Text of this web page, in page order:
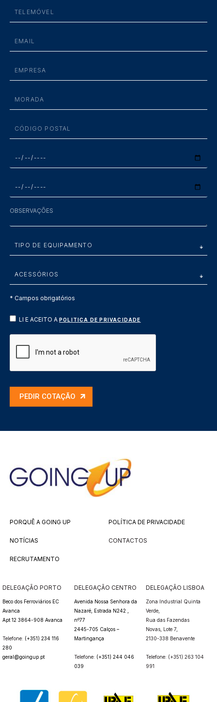
* Campos obrigatórios
LI E ACEITO A POLITICA DE PRIVACIDADE
PEDIR COTAÇÃO
PORQUÊ A GOING UP
NOTÍCIAS
RECRUTAMENTO
POLÍTICA DE PRIVACIDADE
CONTACTOS
DELEGAÇÃO PORTO
Beco dos Ferroviários EC
Avanca
Apt 12 3864-908 Avanca
Telefone: (+351) 234 116
280
geral@goingup.pt
DELEGAÇÃO CENTRO
Avenida Nossa Senhora da
Nazaré, Estrada N242 ,
nº77
2445-705 Calços –
Martingança
Telefone: (+351) 244 046
039
DELEGAÇÃO LISBOA
Zona Industrial Quinta
Verde,
Rua das Fazendas
Novas, Lote 7,
2130-338 Benavente
Telefone: (+351) 263 104
991